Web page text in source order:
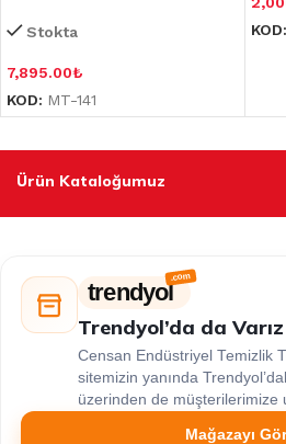
Stokta
7,895.00₺
KOD: MT-141
KOD:
Ürün Kataloğumuz
trendyol
Trendyol’da da Varız
Censan Endüstriyel Temizlik
sitemizin yanında
üzerinden de müşterilerimize
Mağazayı Gör